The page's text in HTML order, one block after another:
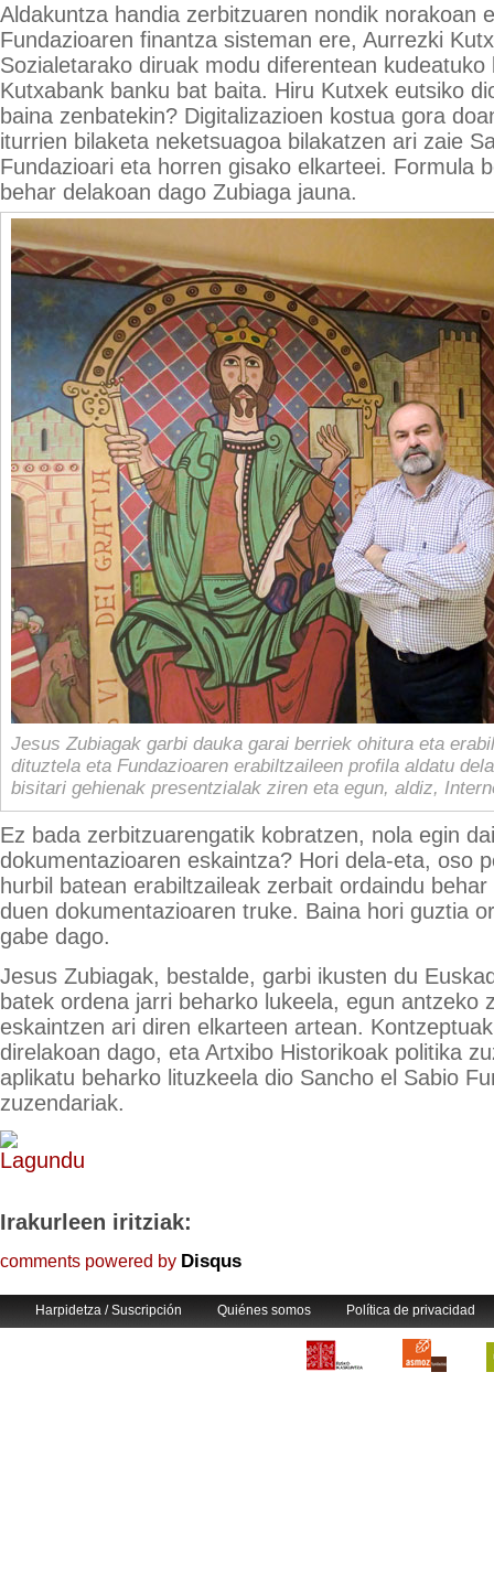
Aldakuntza handia zerbitzuaren nondik norakoan
Fundazioaren finantza sisteman ere, Aurrezki
Sozialetarako diruak modu diferentean
Kutxabank banku bat baita. Hiru Kutxek eutsiko
baina zenbatekin? Digitalizazioen kostua gora
iturrien bilaketa neketsuagoa bilakatzen ari zaie
Fundazioari eta horren gisako elkarteei. Formula
behar delakoan dago Zubiaga jauna.
Jesus Zubiagak garbi dauka garai berriek ohitura eta
dituztela eta Fundazioaren erabiltzaileen profila aldatu
bisitari gehienak presentzialak ziren eta egun, aldiz,
Ez bada zerbitzuarengatik kobratzen, nola egin
dokumentazioaren eskaintza? Hori dela-eta, oso
hurbil batean erabiltzaileak zerbait ordaindu
duen dokumentazioaren truke. Baina hori guztia
gabe dago.
Jesus Zubiagak, bestalde, garbi ikusten du
batek ordena jarri beharko lukeela, egun antzeko
eskaintzen ari diren elkarteen artean.
direlakoan dago, eta Artxibo Historikoak politika
aplikatu beharko lituzkeela dio Sancho el Sabio
zuzendariak.
Irakurleen iritziak:
comments powered by Disqus
Harpidetza / Suscripción Quiénes somos Política de privacidad